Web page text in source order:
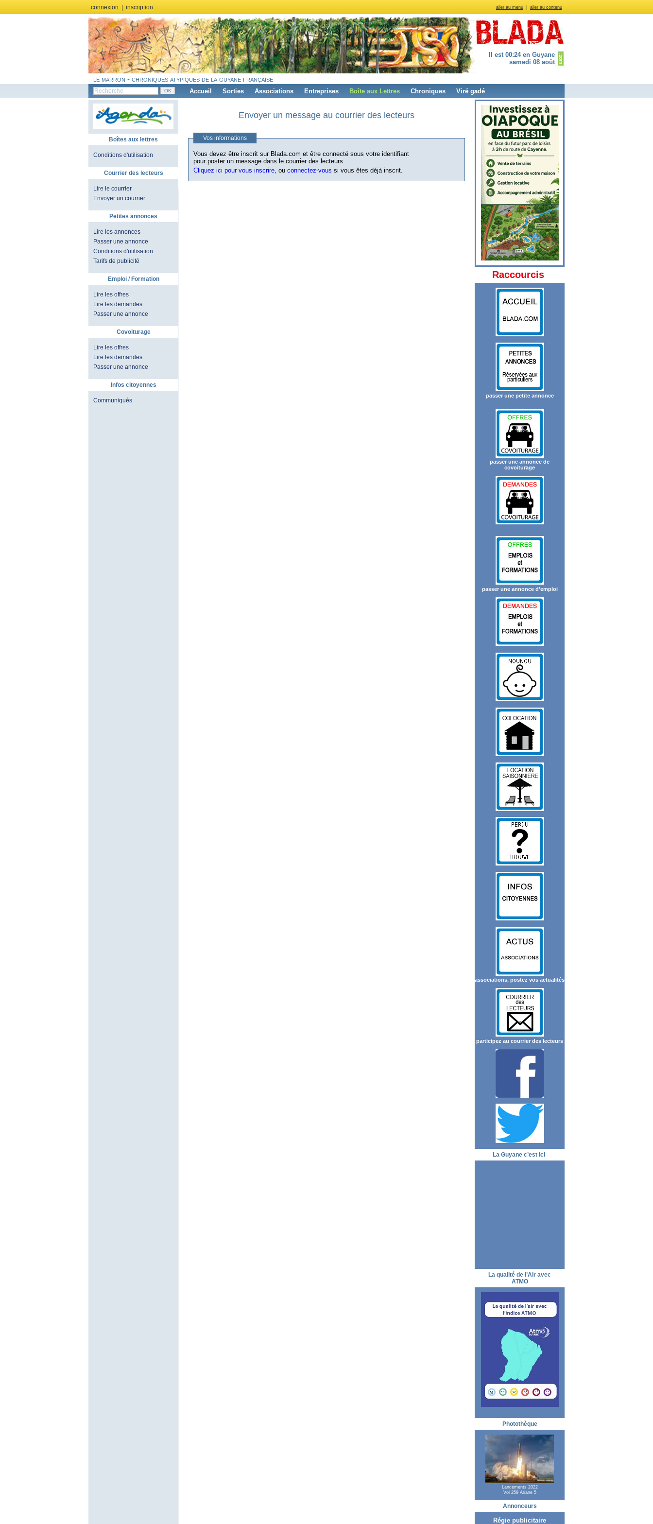
aller au menu aller au contenu
connexion inscription
Il est 00:24 en Guyane
samedi 08 août
le marron - chroniques atypiques de la guyane française
Accueil Sorties Associations Entreprises Boîte aux Lettres Chroniques Viré gadé
Boîtes aux lettres
Conditions d'utilisation
Courrier des lecteurs
Lire le courrier
Envoyer un courrier
Petites annonces
Lire les annonces
Passer une annonce
Conditions d'utilisation
Tarifs de publicité
Emploi / Formation
Lire les offres
Lire les demandes
Passer une annonce
Covoiturage
Lire les offres
Lire les demandes
Passer une annonce
Infos citoyennes
Communiqués
Envoyer un message au courrier des lecteurs
Vos informations
Vous devez être inscrit sur Blada.com et être connecté sous votre identifiant
pour poster un message dans le courrier des lecteurs.
Cliquez ici pour vous inscrire, ou connectez-vous si vous êtes déjà inscrit.
Raccourcis
passer une petite annonce
passer une annonce de
covoiturage
passer une annonce d’emploi
associations, postez vos actualités
participez au courrier des lecteurs
La Guyane c’est ici
La qualité de l’Air avec
ATMO
Photothèque
Lancements 2022
Vol 259 Ariane 5
Annonceurs
Régie publicitaire